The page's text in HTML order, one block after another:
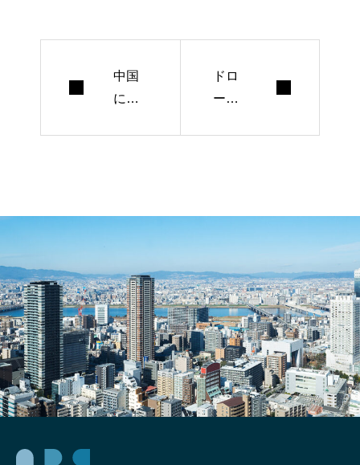
中国
にリ
度
（バ
イド
ゥ）
編ー
ドロ
ーン